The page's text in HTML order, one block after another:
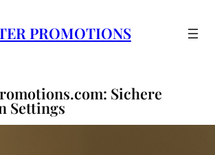
PROMOTIONS
Sichere
Settings